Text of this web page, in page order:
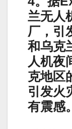
兰无人
厂，引
和乌克
人机夜
克地区
引发火
有震感。